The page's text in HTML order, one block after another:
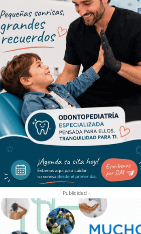
- Publicidad -